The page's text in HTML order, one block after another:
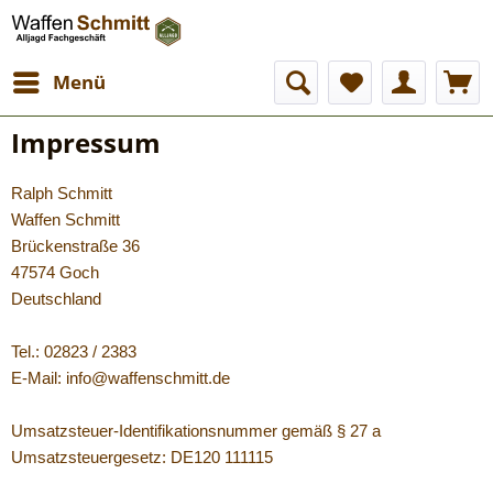
Menü
Impressum
Ralph Schmitt
Waffen Schmitt
Brückenstraße 36
47574 Goch
Deutschland
Tel.: 02823 / 2383
E-Mail: info@waffenschmitt.de
Umsatzsteuer-Identifikationsnummer gemäß § 27 a
Umsatzsteuergesetz: DE120 111115